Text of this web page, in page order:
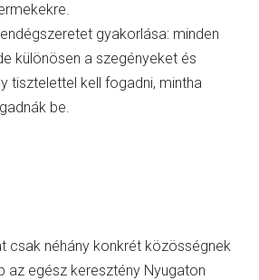
gyakorlása: minden
különösen a szegényeket és
tisztelettel kell fogadni, mintha
be.
csak néhány konkrét közösségnek
az egész keresztény Nyugaton